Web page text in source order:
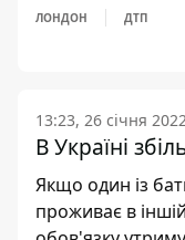
ЛОНДОН ДТП
13:23, 26 січня
В Україні
Якщо один із
проживає в